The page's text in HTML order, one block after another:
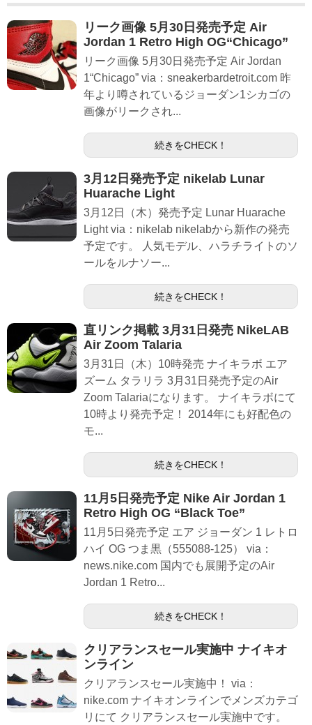
リーク画像 5月30日発売予定 Air
Jordan 1 Retro High OG“Chicago”
リーク画像 5月30日発売予定 Air Jordan
1“Chicago” via：sneakerbardetroit.com 昨
年より噂されているジョーダン1シカゴの
画像がリークされ...
続きをCHECK！
3月12日発売予定 nikelab Lunar
Huarache Light
3月12日（木）発売予定 Lunar Huarache
Light via：nikelab nikelabから新作の発売
予定です。 人気モデル、ハラチライトのソ
ールをルナソー...
続きをCHECK！
直リンク掲載 3月31日発売 NikeLAB
Air Zoom Talaria
3月31日（木）10時発売 ナイキラボ エア
ズーム タラリラ 3月31日発売予定のAir
Zoom Talariaになります。 ナイキラボにて
10時より発売予定！ 2014年にも好配色の
モ...
続きをCHECK！
11月5日発売予定 Nike Air Jordan 1
Retro High OG “Black Toe”
11月5日発売予定 エア ジョーダン 1 レトロ
ハイ OG つま黒（555088-125） via：
news.nike.com 国内でも展開予定のAir
Jordan 1 Retro...
続きをCHECK！
クリアランスセール実施中 ナイキオ
ンライン
クリアランスセール実施中！ via：
nike.com ナイキオンラインでメンズカテゴ
リにて クリアランスセール実施中です。